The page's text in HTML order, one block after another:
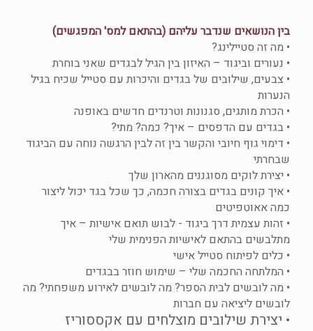
בין הנושאים שנדבר עליהם (בהתאם למס' המפגשים)
• מה זה סטיילינג?
• נעורים וביגוד – האיזון בין הגיל לבגדים שאני בוחרת
• צבעים, שילובים של בגדים והיכרות עם סטייל שכיח בגיל
הנערות
• הכרת מותגים, סגנונות וטרנדים חדשים באופנה
• בגדים עם הדפסים – איך? כמה? מתי?
• דימוי גוף חיובי והקשר בין זה לבין הרגשה נוחה עם הביגוד
שבחרתי
• יצירת לוקים מסוגננים מהארון שלך
• איך קונים בגדים בצורה חכמה, כך שכל בגד יכול ליצור
כמה אאוטפיטים
• זהות עצמית דרך ביגוד - לבוש תואם אישיות – איך
מתלבשים בהתאם לאישיות הפנימית שלי
• כלים לפיתוח סטייל אישי
• המלתחה החכמה שלי – שימוש חוזר בבגדים
• מה לובשים לבית הספר? מה לובשים לאירוע משפחתי? מה
לובשים ליציאה עם חברות
• יצירת שילובים מוצלחים עם אקססוריז